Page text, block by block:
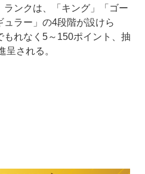
ンクは、「キング」「ゴー
ュラー」の4段階が設けら
もれなく5～150ポイント、抽
呈される。